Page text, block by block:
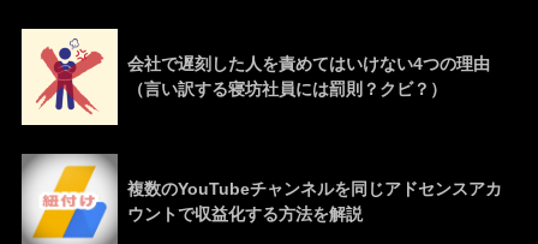
会社で遅刻した人を責めてはいけない4つの理由
（言い訳する寝坊社員には罰則？クビ？）
複数のYouTubeチャンネルを同じアドセンスアカ
ウントで収益化する方法を解説